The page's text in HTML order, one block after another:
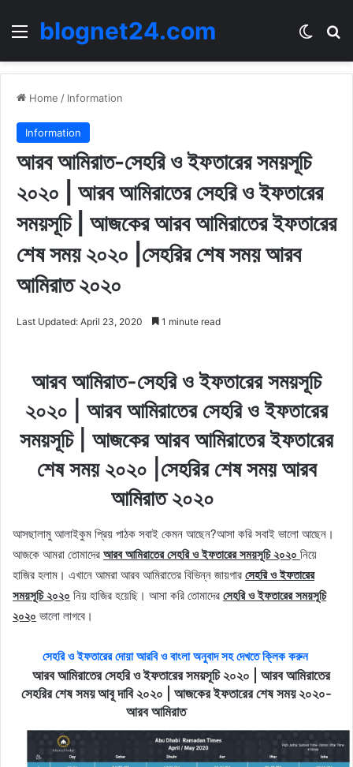
Menublognet24.com
Home / Information
Information
আরব আমিরাত-সেহরি ও ইফতারের সময়সূচি
২০২০ | আরব আমিরাতের সেহরি ও ইফতারের
সময়সূচি | আজকের আরব আমিরাতের ইফতারের
শেষ সময় ২০২০ |সেহরির শেষ সময় আরব
আমিরাত ২০২০
Last Updated: April 23, 2020 1 minute read
আরব আমিরাত-সেহরি ও ইফতারের সময়সূচি
২০২০ | আরব আমিরাতের সেহরি ও ইফতারের
সময়সূচি | আজকের আরব আমিরাতের ইফতারের
শেষ সময় ২০২০ |সেহরির শেষ সময় আরব
আমিরাত ২০২০
আসছালামু আলাইকুম প্রিয় পাঠক সবাই কেমন আছেন?আসা করি সবাই ভালো আছেন।
আজকে আমরা তোমাদের আরব আমিরাতের সেহরি ও ইফতারের সময়সূচি ২০২০ নিয়ে
হাজির হলাম। এখানে আমরা আরব আমিরাতের বিভিন্ন জায়গার সেহরি ও ইফতারের
সময়সূচি ২০২০ নিয় হাজির হয়েছি। আসা করি তোমাদের সেহরি ও ইফতারের সময়সূচি
২০২০ ভালো লাগবে।
সেহরি ও ইফতারের দোয়া আরবি ও বাংলা অনুবাদ সহ দেখতে ক্লিক করুন
আরব আমিরাতের সেহরি ও ইফতারের সময়সূচি ২০২০ | আরব আমিরাতের
সেহরির শেষ সময় আবূ দাবি ২০২০ | আজকের ইফতারের শেষ সময় ২০২০-
আরব আমিরাত